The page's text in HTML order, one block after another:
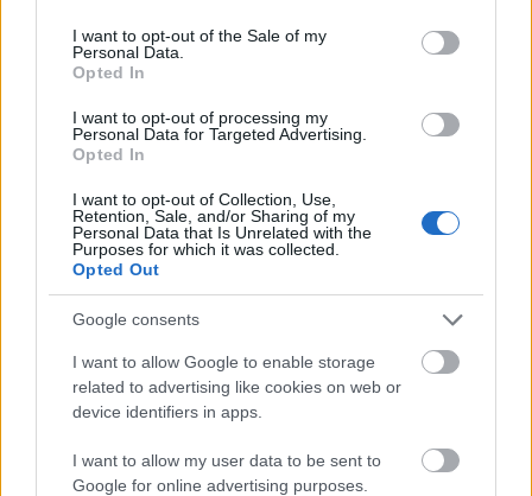
consent section.
I want to opt-out of the Sale of my
Personal Data.
Opted In
I want to opt-out of processing my
Personal Data for Targeted Advertising.
Opted In
I want to opt-out of Collection, Use,
Retention, Sale, and/or Sharing of my
Personal Data that Is Unrelated with the
Purposes for which it was collected.
Opted Out
Google consents
I want to allow Google to enable storage
related to advertising like cookies on web or
device identifiers in apps.
I want to allow my user data to be sent to
Google for online advertising purposes.
Történelmi táj, amelynek minden köve mesél –
megújul a tatai Angolkert
A projekt részeként megújulnak a területen található
műemlékek, köztük a különleges Műromok, valamint a közeli
Várkanyarban álló Nepomuki Szent János híd és szobor is.
M1 bővítés: már zajlik a teljesen új
Bicske Kelet csomópont építése
csomópont épül Angyalföldön